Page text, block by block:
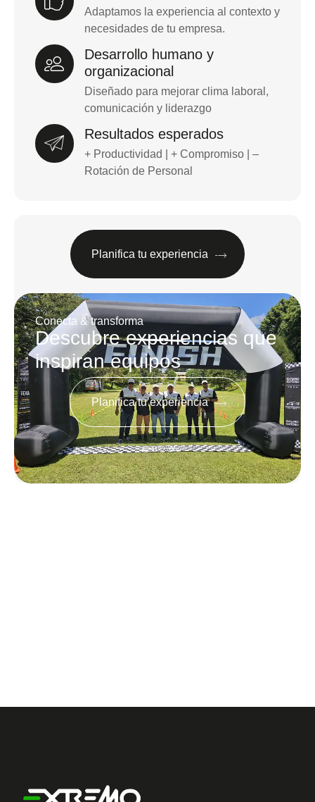
Adaptamos la experiencia al contexto y
necesidades de tu empresa.
Desarrollo humano y
organizacional
Diseñado para mejorar clima laboral,
comunicación y liderazgo
Resultados esperados
+ Productividad | + Compromiso | –
Rotación de Personal
Planifica tu experiencia
Conecta & transforma
Descubre experiencias que
inspiran equipos
Planifica tu experiencia